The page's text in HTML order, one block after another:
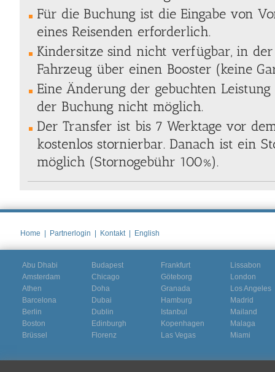
Für die Buchung ist die Eingabe von
eines Reisenden erforderlich.
Kindersitze sind nicht verfügbar, in
Fahrzeug über einen Booster (keine
Eine Änderung der gebuchten
der Buchung nicht möglich.
Der Transfer ist bis 7 Werktage vor
kostenlos stornierbar. Danach ist ein
möglich (Stornogebühr 100%).
Home | Partnerlogin | Kontakt | English
Abu Dhabi
Amsterdam
Athen
Barcelona
Berlin
Boston
Brüssel
Budapest
Chicago
Doha
Dubai
Dublin
Edinburgh
Florenz
Frankfurt
Göteborg
Granada
Hamburg
Istanbul
Kopenhagen
Las Vegas
Lissabon
London
Los Angeles
Madrid
Mailand
Malaga
Miami